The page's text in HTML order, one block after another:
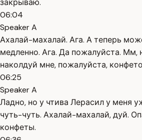
закрываю.
06:04
Speaker A
Ахалай-махалай. Ага. А теперь
медленно. Ага. Да пожалуйста. Мм,
наколдуй мне, пожалуйста,
06:25
Speaker A
Ладно, но у чтива Лерасил у меня
чуть-чуть. Ахалай-махалай, дуй.
конфеты.